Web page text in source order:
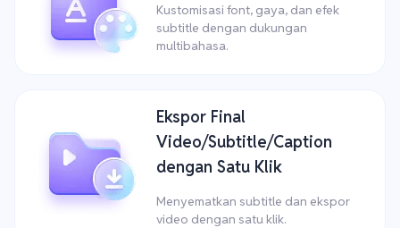
Kustomisasi font, gaya, dan efek
subtitle dengan dukungan
multibahasa.
Ekspor Final
Video/Subtitle/Caption
dengan Satu Klik
Menyematkan subtitle dan ekspor
video dengan satu klik.